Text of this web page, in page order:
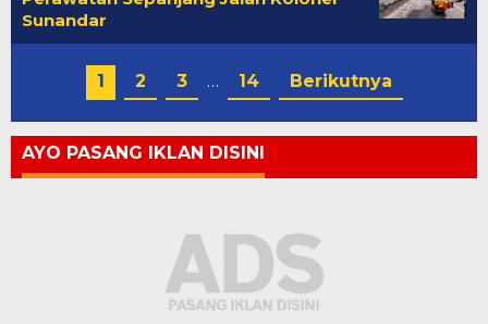
Sunandar
1 2 3 … 14 Berikutnya
AYO PASANG IKLAN DISINI